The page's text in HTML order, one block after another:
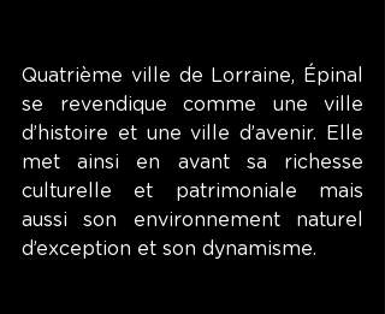
Quatrième ville de Lorraine, Épinal
se revendique comme une ville
d’histoire et une ville d’avenir. Elle
met ainsi en avant sa richesse
culturelle et patrimoniale mais
aussi son environnement naturel
d’exception et son dynamisme.